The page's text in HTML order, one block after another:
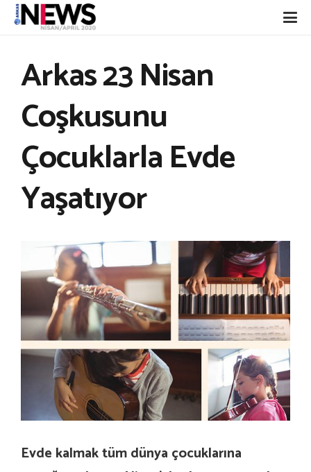
Arkas 23 Nisan
Coşkusunu
Çocuklarla Evde
Yaşatıyor
Evde kalmak tüm dünya çocuklarına